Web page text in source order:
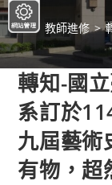
> 教師進修 >
轉知-國
系訂於
九屆藝術
有物，超